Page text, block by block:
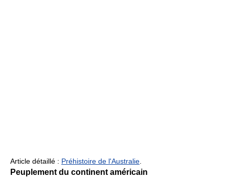
Article détaillé : Préhistoire de l'Australie
Peuplement du continent américain